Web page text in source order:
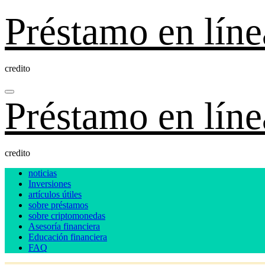
contenido
Préstamo en
credito
Préstamo en
credito
noticias
Inversiones
artículos útiles
sobre préstamos
sobre criptomonedas
Asesoría financiera
Educación financiera
FAQ